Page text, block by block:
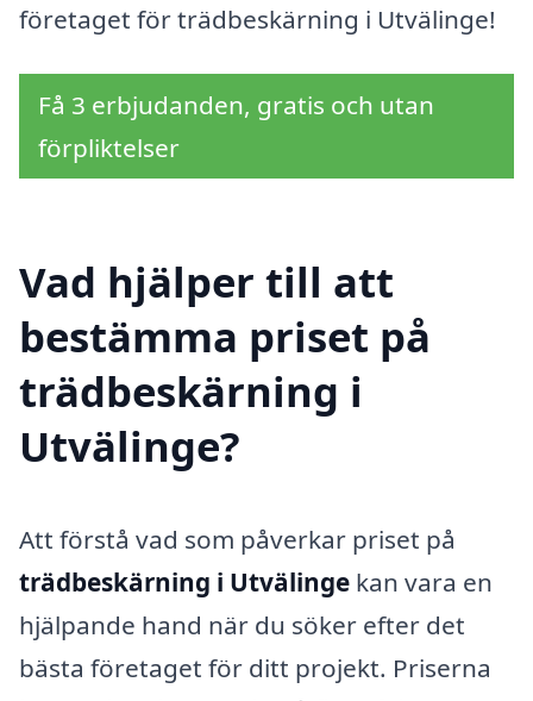
företaget för trädbeskärning i Utvälinge!
Få 3 erbjudanden, gratis och utan
förpliktelser
Vad hjälper till att
bestämma priset på
trädbeskärning i
Utvälinge?
Att förstå vad som påverkar priset på
trädbeskärning i Utvälinge kan vara en
hjälpande hand när du söker efter det
bästa företaget för ditt projekt. Priserna